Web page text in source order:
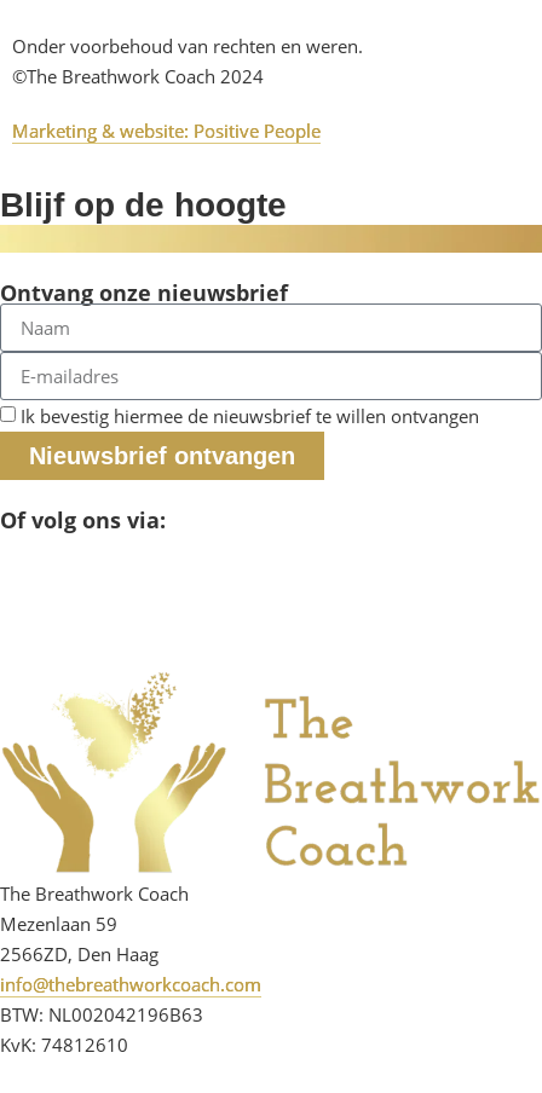
Onder voorbehoud van rechten en weren.
©The Breathwork Coach 2024
Marketing & website: Positive People
Blijf op de hoogte
Ontvang onze nieuwsbrief
Ik bevestig hiermee de nieuwsbrief te willen ontvangen
Nieuwsbrief ontvangen
Of volg ons via:
The Breathwork Coach
Mezenlaan 59
2566ZD, Den Haag
info@thebreathworkcoach.com
BTW: NL002042196B63
KvK: 74812610